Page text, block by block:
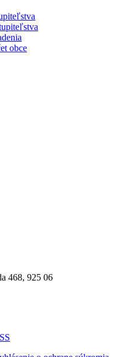
obce
468, 925 06